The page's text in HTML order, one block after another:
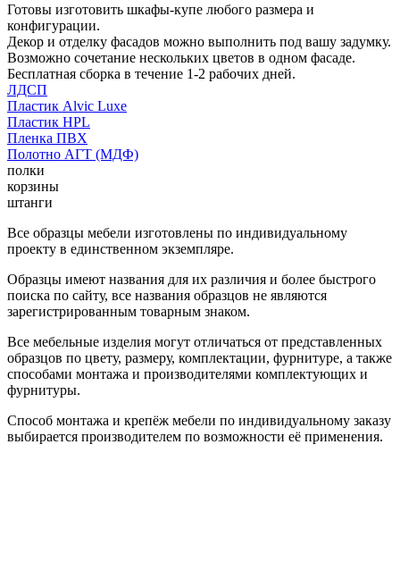
Готовы изготовить шкафы-купе любого размера и
конфигурации.
Декор и отделку фасадов можно выполнить под вашу задумку.
Возможно сочетание нескольких цветов в одном фасаде.
Бесплатная сборка в течение 1-2 рабочих дней.
ЛДСП
Пластик Alvic Luxe
Пластик HPL
Пленка ПВХ
Полотно АГТ (МДФ)
полки
корзины
штанги
Все образцы мебели изготовлены по индивидуальному
проекту в единственном экземпляре.
Образцы имеют названия для их различия и более быстрого
поиска по сайту, все названия образцов не являются
зарегистрированным товарным знаком.
Все мебельные изделия могут отличаться от представленных
образцов по цвету, размеру, комплектации, фурнитуре, а также
способами монтажа и производителями комплектующих и
фурнитуры.
Способ монтажа и крепёж мебели по индивидуальному заказу
выбирается производителем по возможности её применения.